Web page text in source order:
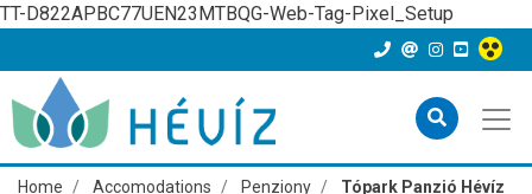
TT-D822APBC77UEN23MTBQG-Web-Tag-Pixel_Setup
Home Accomodations Penziony Tópark Panzió Hévíz